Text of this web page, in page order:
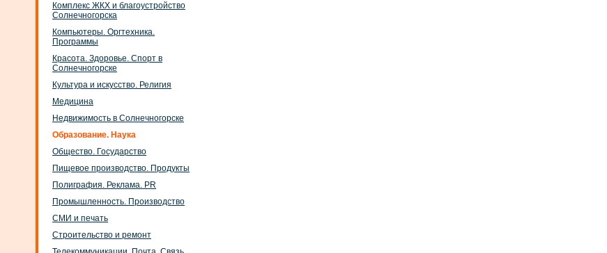
Комплекс ЖКХ и благоустройство
Солнечногорска
Компьютеры. Оргтехника.
Программы
Красота. Здоровье. Спорт в
Солнечногорске
Культура и искусство. Религия
Медицина
Недвижимость в Солнечногорске
Образование. Наука
Общество. Государство
Пищевое производство. Продукты
Полиграфия. Реклама. PR
Промышленность. Производство
СМИ и печать
Строительство и ремонт